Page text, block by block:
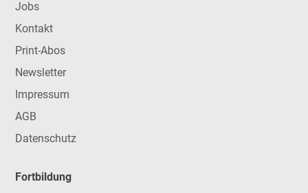
Jobs
Kontakt
Print-Abos
Newsletter
Impressum
AGB
Datenschutz
Fortbildung